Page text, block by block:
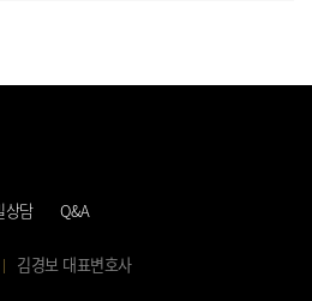
상담 Q&A
김경보 대표변호사